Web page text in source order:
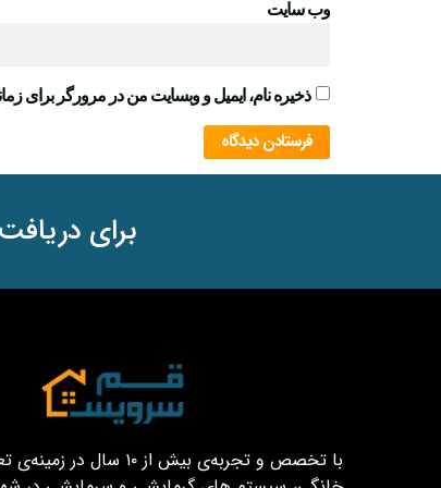
وب‌ سایت
ذخیره نام، ایمیل و وبسایت من در مرورگر برای
برای
با تخصص و تجربه‌ی بیش از ۱۰ سال